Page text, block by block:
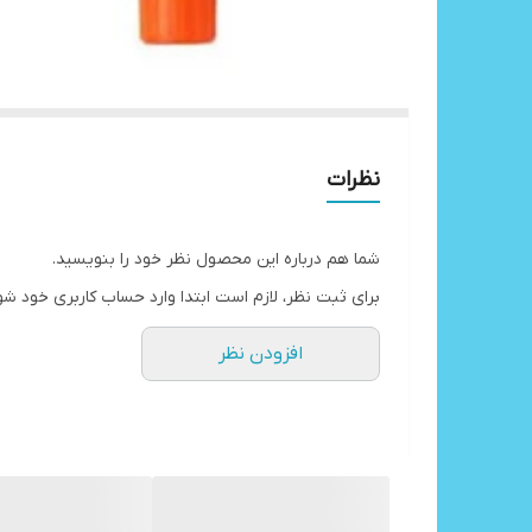
نظرات
شما هم درباره این محصول نظر خود را بنویسید.
برای ثبت نظر، لازم است ابتدا وارد حساب کاربری خود
افزودن نظر